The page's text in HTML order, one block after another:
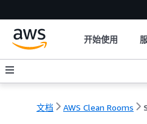
开始使用
文档 AWS Clean Rooms